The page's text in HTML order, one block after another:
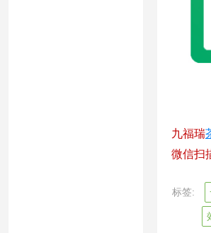
九福瑞
微信扫
标签: